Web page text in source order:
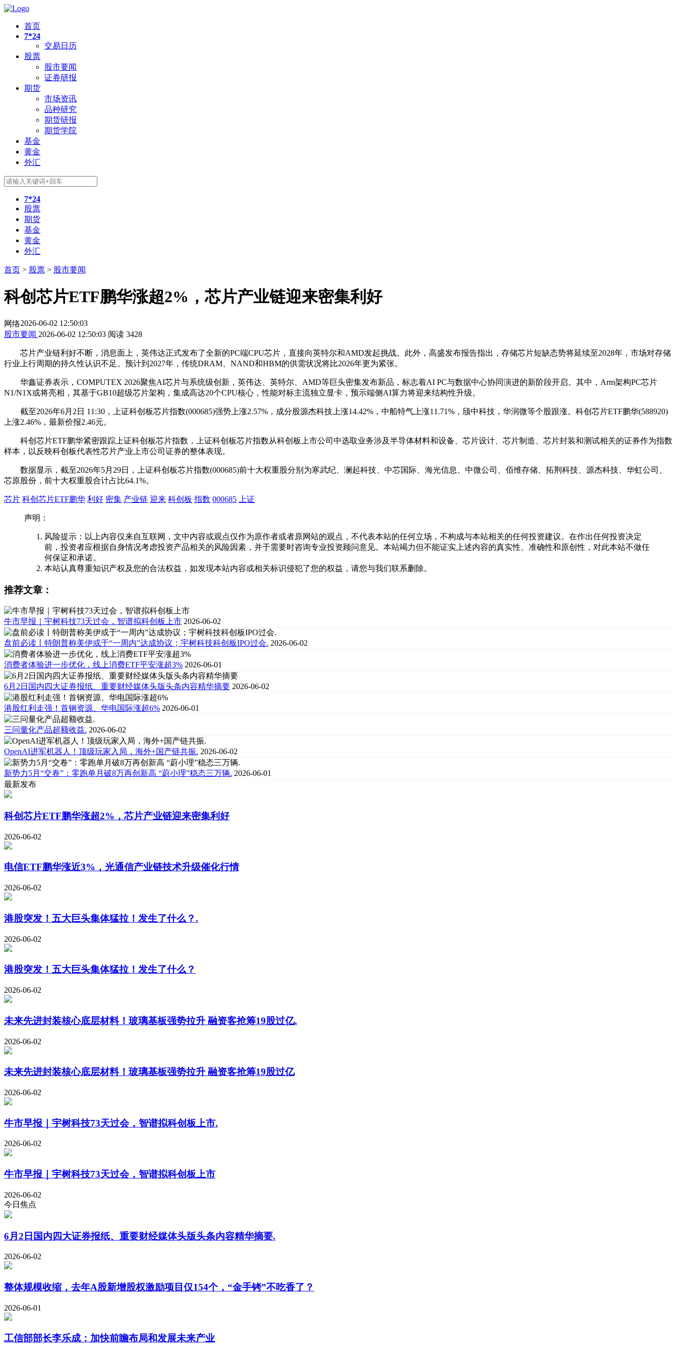
首页
7*24
交易日历
股票
股市要闻
证券研报
期货
市场资讯
品种研究
期货研报
期货学院
基金
黄金
外汇
7*24
股票
期货
基金
黄金
外汇
首页 > 股票 > 股市要闻
科创芯片ETF鹏华涨超2%，芯片产业链迎来密集利好
网络2026-06-02 12:50:03
股市要闻 2026-06-02 12:50:03 阅读 3428
芯片产业链利好不断，消息面上，英伟达正式发布了全新的PC端CPU芯片，直接向英特尔和AMD发起挑战。此外，高盛发布报告指出，存储芯片短缺态势将延续至2028年，市场对存储
行业上行周期的持久性认识不足。预计到2027年，传统DRAM、NAND和HBM的供需状况将比2026年更为紧张。
华鑫证券表示，COMPUTEX 2026聚焦AI芯片与系统级创新，英伟达、英特尔、AMD等巨头密集发布新品，标志着AI PC与数据中心协同演进的新阶段开启。其中，Arm架构PC芯片
N1/N1X或将亮相，其基于GB10超级芯片架构，集成高达20个CPU核心，性能对标主流独立显卡，预示端侧AI算力将迎来结构性升级。
截至2026年6月2日 11:30，上证科创板芯片指数(000685)强势上涨2.57%，成分股源杰科技上涨14.42%，中船特气上涨11.71%，颀中科技，华润微等个股跟涨。科创芯片ETF鹏华(588920)
上涨2.46%，最新价报2.46元。
科创芯片ETF鹏华紧密跟踪上证科创板芯片指数，上证科创板芯片指数从科创板上市公司中选取业务涉及半导体材料和设备、芯片设计、芯片制造、芯片封装和测试相关的证券作为指数
样本，以反映科创板代表性芯片产业上市公司证券的整体表现。
数据显示，截至2026年5月29日，上证科创板芯片指数(000685)前十大权重股分别为寒武纪、澜起科技、中芯国际、海光信息、中微公司、佰维存储、拓荆科技、源杰科技、华虹公司、
芯原股份，前十大权重股合计占比64.1%。
芯片 科创芯片ETF鹏华 利好 密集 产业链 迎来 科创板 指数 000685 上证
声明：
风险提示：以上内容仅来自互联网，文中内容或观点仅作为原作者或者原网站的观点，不代表本站的任何立场，不构成与本站相关的任何投资建议。在作出任何投资决定
前，投资者应根据自身情况考虑投资产品相关的风险因素，并于需要时咨询专业投资顾问意见。本站竭力但不能证实上述内容的真实性、准确性和原创性，对此本站不做任
何保证和承诺。
本站认真尊重知识产权及您的合法权益，如发现本站内容或相关标识侵犯了您的权益，请您与我们联系删除。
推荐文章：
牛市早报｜宇树科技73天过会，智谱拟科创板上市 2026-06-02
盘前必读丨特朗普称美伊或于“一周内”达成协议；宇树科技科创板IPO过会. 2026-06-02
消费者体验进一步优化，线上消费ETF平安涨超3% 2026-06-01
6月2日国内四大证券报纸、重要财经媒体头版头条内容精华摘要 2026-06-02
港股红利走强！首钢资源、华电国际涨超6% 2026-06-01
三问量化产品超额收益. 2026-06-02
OpenAI进军机器人！顶级玩家入局，海外+国产链共振. 2026-06-02
新势力5月“交卷”：零跑单月破8万再创新高 “蔚小理”稳态三万辆. 2026-06-01
最新发布
科创芯片ETF鹏华涨超2%，芯片产业链迎来密集利好
2026-06-02
电信ETF鹏华涨近3%，光通信产业链技术升级催化行情
2026-06-02
港股突发！五大巨头集体猛拉！发生了什么？.
2026-06-02
港股突发！五大巨头集体猛拉！发生了什么？
2026-06-02
未来先进封装核心底层材料！玻璃基板强势拉升 融资客抢筹19股过亿.
2026-06-02
未来先进封装核心底层材料！玻璃基板强势拉升 融资客抢筹19股过亿
2026-06-02
牛市早报｜宇树科技73天过会，智谱拟科创板上市.
2026-06-02
牛市早报｜宇树科技73天过会，智谱拟科创板上市
2026-06-02
今日焦点
6月2日国内四大证券报纸、重要财经媒体头版头条内容精华摘要.
2026-06-02
整体规模收缩，去年A股新增股权激励项目仅154个，“金手铐”不吃香了？
2026-06-01
工信部部长李乐成：加快前瞻布局和发展未来产业